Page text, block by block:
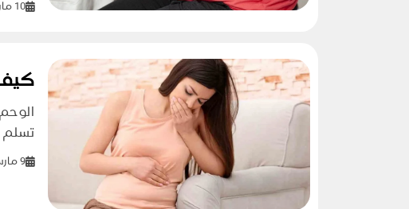
10 مارس، 2026
تسلم
9 مارس، 2026